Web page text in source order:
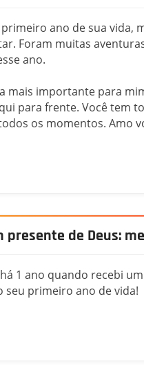
ano de sua vida,
Foram muitas
ano.
mais importante para
para frente. Você tem
os momentos. Amo
presente de Deus:
1 ano quando recebi
seu primeiro ano de vida!